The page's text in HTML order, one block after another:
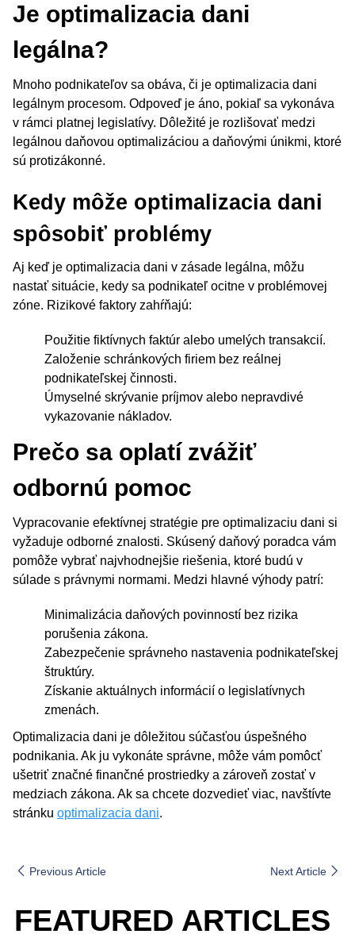
Je optimalizacia dani
legálna?
Mnoho podnikateľov sa obáva, či je optimalizacia dani
legálnym procesom. Odpoveď je áno, pokiaľ sa vykonáva
v rámci platnej legislatívy. Dôležité je rozlišovať medzi
legálnou daňovou optimalizáciou a daňovými únikmi, ktoré
sú protizákonné.
Kedy môže optimalizacia dani
spôsobiť problémy
Aj keď je optimalizacia dani v zásade legálna, môžu
nastať situácie, kedy sa podnikateľ ocitne v problémovej
zóne. Rizikové faktory zahŕňajú:
Použitie fiktívnych faktúr alebo umelých transakcií.
Založenie schránkových firiem bez reálnej
podnikateľskej činnosti.
Úmyselné skrývanie príjmov alebo nepravdivé
vykazovanie nákladov.
Prečo sa oplatí zvážiť
odbornú pomoc
Vypracovanie efektívnej stratégie pre optimalizaciu dani si
vyžaduje odborné znalosti. Skúsený daňový poradca vám
pomôže vybrať najvhodnejšie riešenia, ktoré budú v
súlade s právnymi normami. Medzi hlavné výhody patrí:
Minimalizácia daňových povinností bez rizika
porušenia zákona.
Zabezpečenie správneho nastavenia podnikateľskej
štruktúry.
Získanie aktuálnych informácií o legislatívnych
zmenách.
Optimalizacia dani je dôležitou súčasťou úspešného
podnikania. Ak ju vykonáte správne, môže vám pomôcť
ušetriť značné finančné prostriedky a zároveň zostať v
medziach zákona. Ak sa chcete dozvedieť viac, navštívte
stránku optimalizacia dani.
Previous Article Next Article
FEATURED ARTICLES